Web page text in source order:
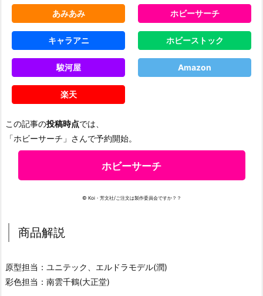
あみあみ ホビーサーチ
キャラアニ ホビーストック
駿河屋 Amazon
楽天
この記事の投稿時点では、
「ホビーサーチ」さんで予約開始。
ホビーサーチ
© Koi・芳文社/ご注文は製作委員会ですか？？
商品解説
原型担当：ユニテック、エルドラモデル(潤)
彩色担当：南雲千鶴(大正堂)